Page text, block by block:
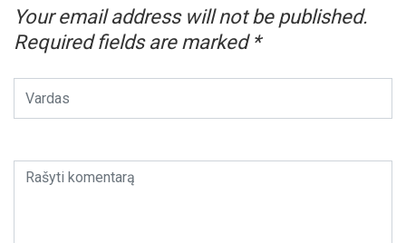
Your email address will not be published.
Required fields are marked *